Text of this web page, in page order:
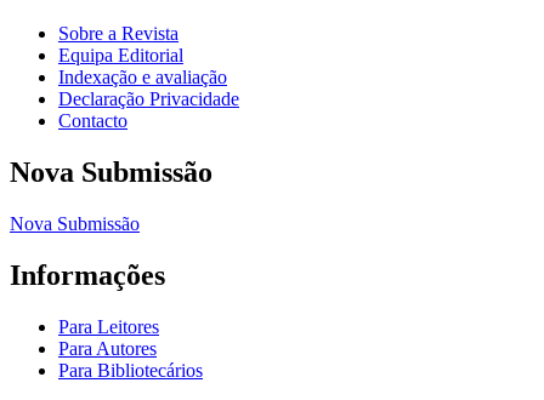
Sobre a Revista
Equipa Editorial
Indexação e avaliação
Declaração Privacidade
Contacto
Nova Submissão
Nova Submissão
Informações
Para Leitores
Para Autores
Para Bibliotecários